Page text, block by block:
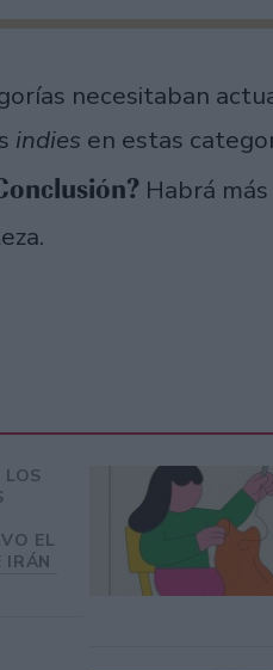
necesitaban
indies en estas
Habrá
EL
IRÁN